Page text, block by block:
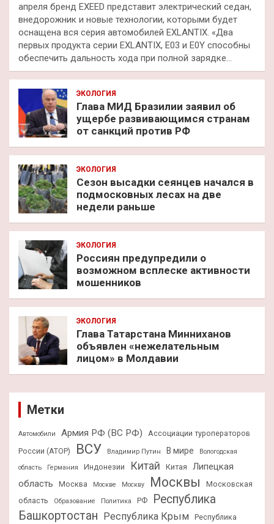
апреля бренд EXEED представит электрический седан,
внедорожник и новые технологии, которыми будет
оснащена вся серия автомобилей EXLANTIX. «Два
первых продукта серии EXLANTIX, E03 и E0Y способны
обеспечить дальность хода при полной зарядке…
ЭКОЛОГИЯ
Глава МИД Бразилии заявил об
ущербе развивающимся странам
от санкций против РФ
ЭКОЛОГИЯ
Сезон высадки сеянцев начался в
подмосковных лесах на две
недели раньше
ЭКОЛОГИЯ
Россиян предупредили о
возможном всплеске активности
мошенников
ЭКОЛОГИЯ
Глава Татарстана Минниханов
объявлен «нежелательным
лицом» в Молдавии
Метки
Автомобили Армия РФ (ВС РФ)
Ассоциации туроператоров
России (АТОР)
ВСУ Владимир Путин В мире
Вологодская
область
Германия Индонезии Китай Китая
Липецкая
область
Москва Москве Москву Москвы
Московская
область
Образование Политика РФ
Республика
Башкортостан
Республика Крым Республика